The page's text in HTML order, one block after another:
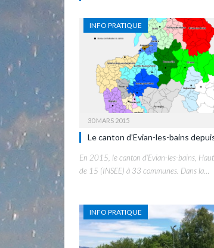
INFO PRATIQUE
30 MARS 2015
Le canton d’Evian-les-bains
En 2015, le canton d’Evian-les-bains,
de 15 (INSEE) à 33 communes. Dans la…
INFO PRATIQUE